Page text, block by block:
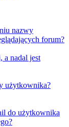
nazwy
forum?
a nadal jest
użytkownika?
do użytkownika